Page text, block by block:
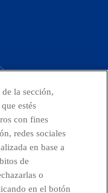
la sección,
estés
con fines
redes sociales
en base a
de
o
en el botón